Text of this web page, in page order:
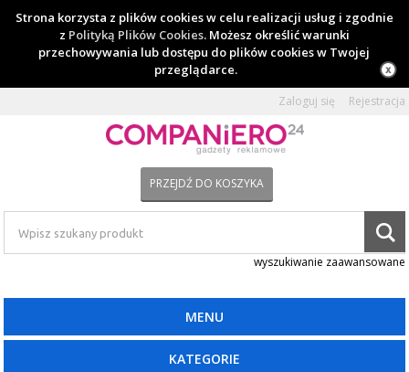
Strona korzysta z plików cookies w celu realizacji usług i zgodnie
z Polityką Plików Cookies. Możesz określić warunki
przechowywania lub dostępu do plików cookies w Twojej
przeglądarce.
Zaloguj się Rejestracja
PRZEJDŹ DO KOSZYKA
wyszukiwanie zaawansowane
MENU
KATEGORIE